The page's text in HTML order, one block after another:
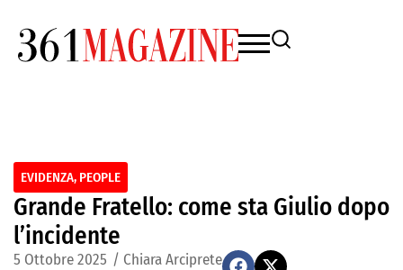
EVIDENZA, PEOPLE
Grande Fratello: come sta Giulio dopo
l’incidente
5 Ottobre 2025 / Chiara Arciprete